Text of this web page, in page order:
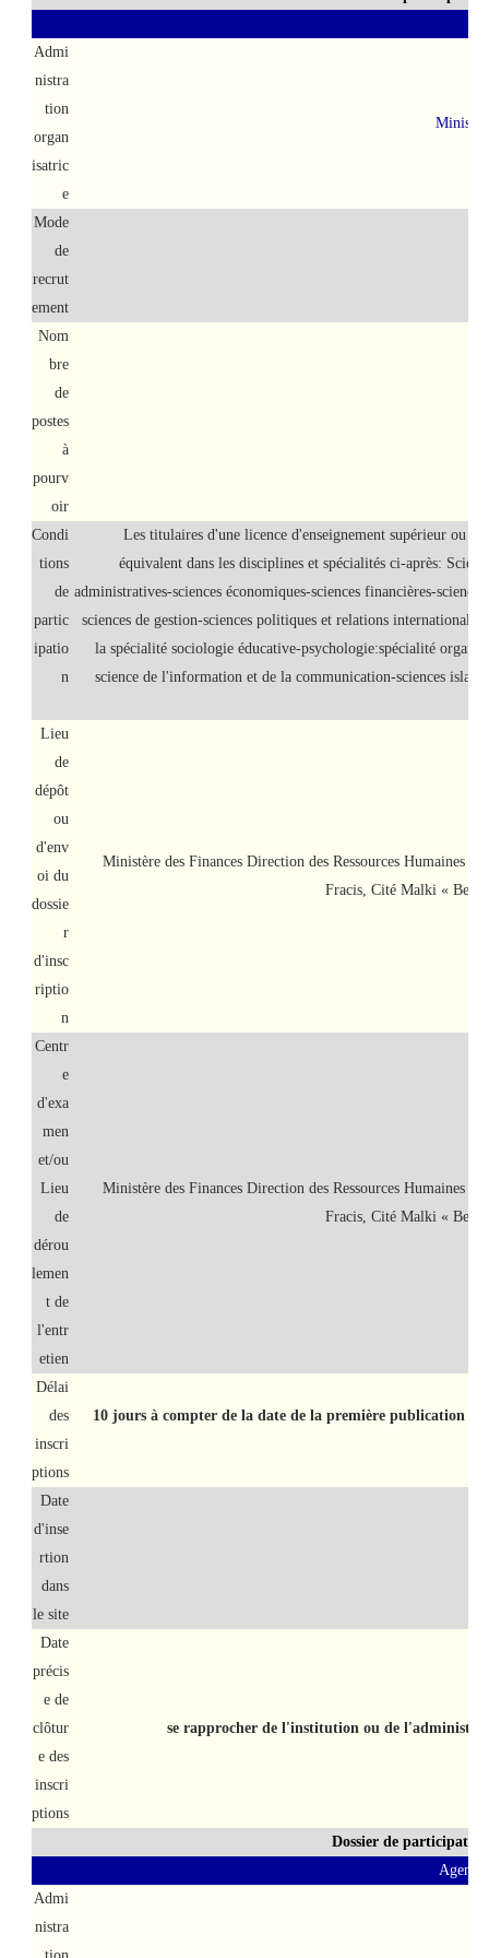
Admi
nistra
tion
organ
isatric
e
Mode
de
recrut
ement
Nom
bre
de
postes
à
pourv
oir
Condi
tions
de
partic
ipatio
n
Les titulaires d'une licence d'enseignement supérieur ou
équivalent dans les disciplines et spécialités ci-après:
administratives-sciences économiques-sciences financières-
sciences de gestion-sciences politiques et relations
la spécialité sociologie éducative-psychologie:spécialité
science de l'information et de la communication-sciences
Lieu
de
dépôt
ou
d'env
oi du
dossie
r
d'insc
riptio
n
Ministère des Finances Direction des Ressources Humaines
Fracis, Cité Malki « Ben
Centr
e
d'exa
men
et/ou
Lieu
de
dérou
lemen
t de
l'entr
etien
Ministère des Finances Direction des Ressources Humaines
Fracis, Cité Malki « Ben
Délai
des
inscri
ptions
10 jours à compter de la date de la première publication
Date
d'inse
rtion
dans
le site
Date
précis
e de
clôtur
e des
inscri
ptions
se rapprocher de l'institution ou de
Dossier de
Agent
Admi
nistra